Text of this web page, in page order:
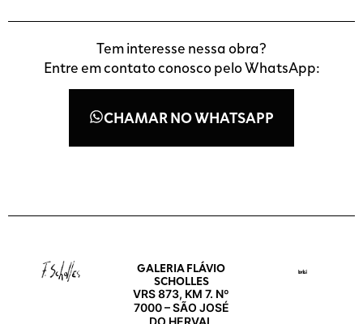
Tem interesse nessa obra?
Entre em contato conosco pelo WhatsApp:
CHAMAR NO WHATSAPP
GALERIA FLÁVIO
SCHOLLES
VRS 873, KM 7. Nº
7000 – SÃO JOSÉ
DO HERVAL